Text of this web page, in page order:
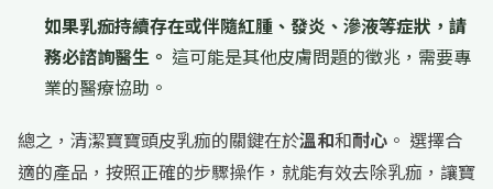
如果乳痂持續存在或伴隨紅腫、發炎、滲液等症狀，請
務必諮詢醫生。 這可能是其他皮膚問題的徵兆，需要專
業的醫療協助。
總之，清潔寶寶頭皮乳痂的關鍵在於溫和和耐心 。 選擇合
適的產品，按照正確的步驟操作，就能有效去除乳痂，讓寶